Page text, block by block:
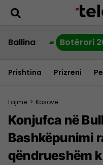
Ballina Botërori
Prishtina Prizreni
Lajme > Kosovë
Konjufca në
Bashkëpunimi
qëndrueshëm